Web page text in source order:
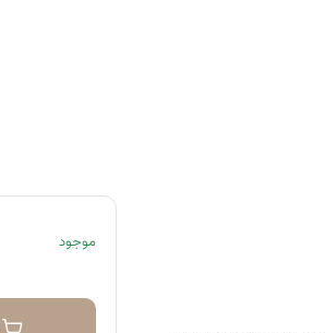
موجود